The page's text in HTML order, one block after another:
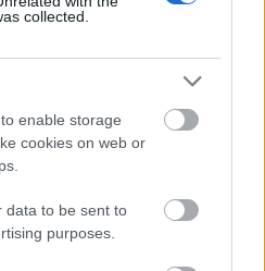
collected.
enable storage
cookies on web or
data to be sent to
purposes.